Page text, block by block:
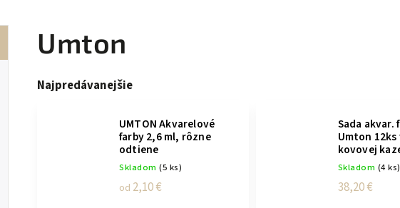
Umton
Najpredávanejšie
UMTON Akvarelové
farby 2,6 ml, rôzne
odtiene
Skladom (5 ks)
od 2,10 €
Sada akvar.
Umton 12ks
kovovej
Skladom (4 ks)
38,20 €